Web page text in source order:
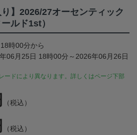
り】2026/27オーセンティック
ルド1st）
時00分から
06月25日 18時00分～2026年06月26日
ードにより異なります。詳しくはページ下部
（税込）
（税込）